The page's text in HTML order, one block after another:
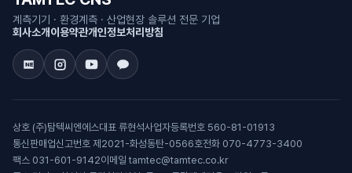
계측기기 · 환경계측 · 산업현장 솔루션 전문 기업
회사소개이용약관개인정보처리방침
상호 (주)탐텍씨엔에스대표 류현석사업자등록번호 560-81-01913
통신판매업신고번호 제2021-화성동탄-0566호전화 070-4773-3400
팩스 031-601-9142이메일 tamtec@tamtec.co.kr